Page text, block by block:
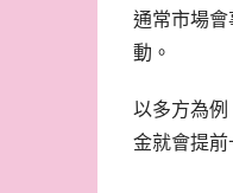
通常市場
動。
以多方為
金就會提